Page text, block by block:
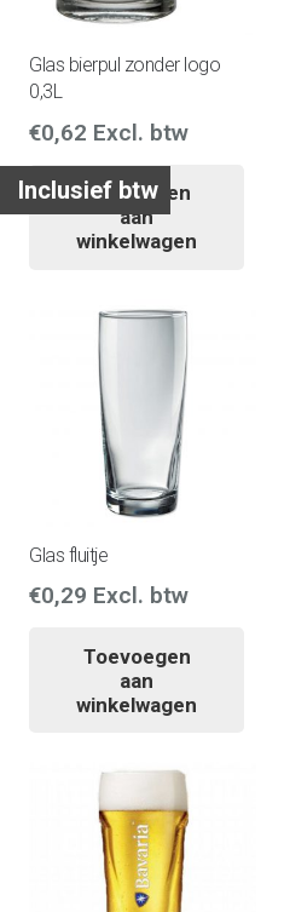
Inclusief btw
Glas bierpul zonder logo
0,3L
€0,62 Excl. btw
Toevoegen
aan
winkelwagen
Glas fluitje
€0,29 Excl. btw
Toevoegen
aan
winkelwagen